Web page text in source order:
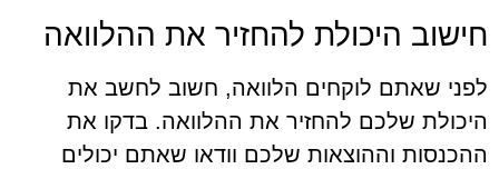
חישוב היכולת להחזיר את ההלוואה
לפני שאתם לוקחים הלוואה, חשוב לחשב את
היכולת שלכם להחזיר את ההלוואה. בדקו את
ההכנסות וההוצאות שלכם וודאו שאתם יכולים